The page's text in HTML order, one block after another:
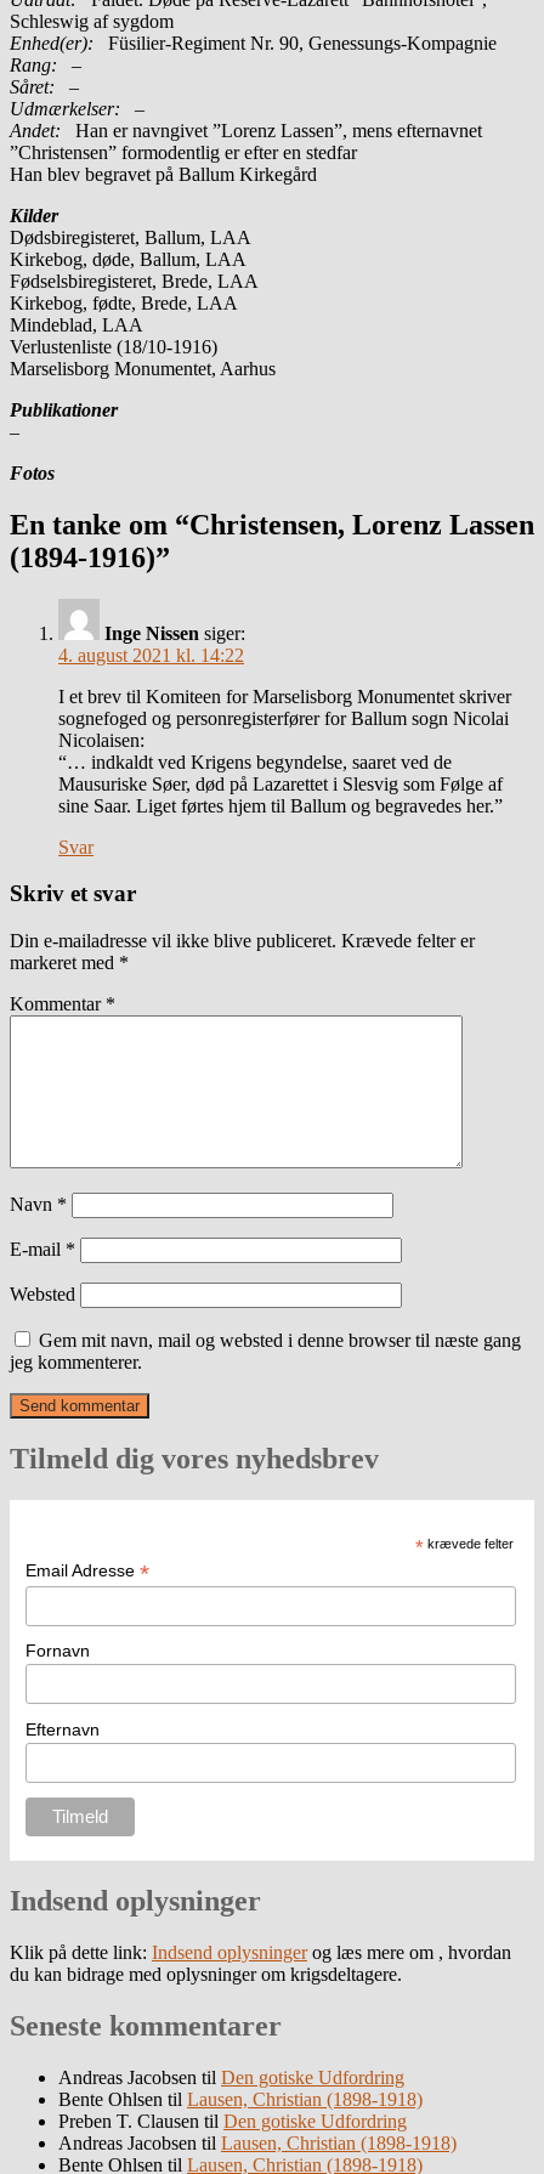
Schleswig af sygdom
Enhed(er):
Füsilier-Regiment Nr. 90, Genessungs-Kompagnie
Rang:
–
Såret: –
Udmærkelser: –
Andet: Han er navngivet ”Lorenz Lassen”, mens efternavnet
”Christensen” formodentlig er efter en stedfar
Han blev begravet på Ballum Kirkegård
Kilder
Dødsbiregisteret, Ballum, LAA
Kirkebog, døde, Ballum, LAA
Fødselsbiregisteret, Brede, LAA
Kirkebog, fødte, Brede, LAA
Mindeblad, LAA
Verlustenliste (18/10-1916)
Marselisborg Monumentet, Aarhus
Publikationer
–
Fotos
En tanke om “Christensen, Lorenz Lassen
(1894-1916)”
Inge Nissen siger:
4. august 2021 kl. 14:22
I et brev til Komiteen for Marselisborg Monumentet skriver
sognefoged og personregisterfører for Ballum sogn Nicolai
Nicolaisen:
“… indkaldt ved Krigens begyndelse, saaret ved de
Mausuriske Søer, død på Lazarettet i Slesvig som Følge af
sine Saar. Liget førtes hjem til Ballum og begravedes her.”
Svar
Skriv et svar
Din e-mailadresse vil ikke blive publiceret. Krævede felter er
markeret med *
Kommentar *
Navn *
E-mail *
Websted
Gem mit navn, mail og websted i denne browser til næste gang
jeg kommenterer.
Tilmeld dig vores nyhedsbrev
* krævede felter
Email Adresse *
Fornavn
Efternavn
Indsend oplysninger
Klik på dette link: Indsend oplysningerog læs mere om , hvordan
du kan bidrage med oplysninger om krigsdeltagere.
Seneste kommentarer
Andreas Jacobsen til Den gotiske Udfordring
Bente Ohlsen til Lausen, Christian (1898-1918)
Preben T. Clausen til Den gotiske Udfordring
Andreas Jacobsen til Lausen, Christian (1898-1918)
Bente Ohlsen til Lausen, Christian (1898-1918)